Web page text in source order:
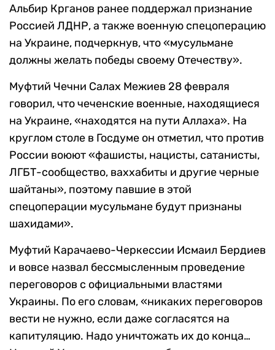
Альбир Крганов ранее поддержал признание
Россией ЛДНР, а также военную спецоперацию
на Украине, подчеркнув, что «мусульмане
должны желать победы своему Отечеству».
Муфтий Чечни Салах Межиев 28 февраля
говорил, что чеченские военные, находящиеся
на Украине, «находятся на пути Аллаха». На
круглом столе в Госдуме он отметил, что против
России воюют «фашисты, нацисты, сатанисты,
ЛГБТ-сообщество, ваххабиты и другие черные
шайтаны», поэтому павшие в этой
спецоперации мусульмане будут признаны
шахидами».
Муфтий Карачаево-Черкессии Исмаил Бердиев
и вовсе назвал бессмысленным проведение
переговоров с официальными властями
Украины. По его словам, «никаких переговоров
вести не нужно, если даже согласятся на
капитуляцию. Надо уничтожать их до конца…